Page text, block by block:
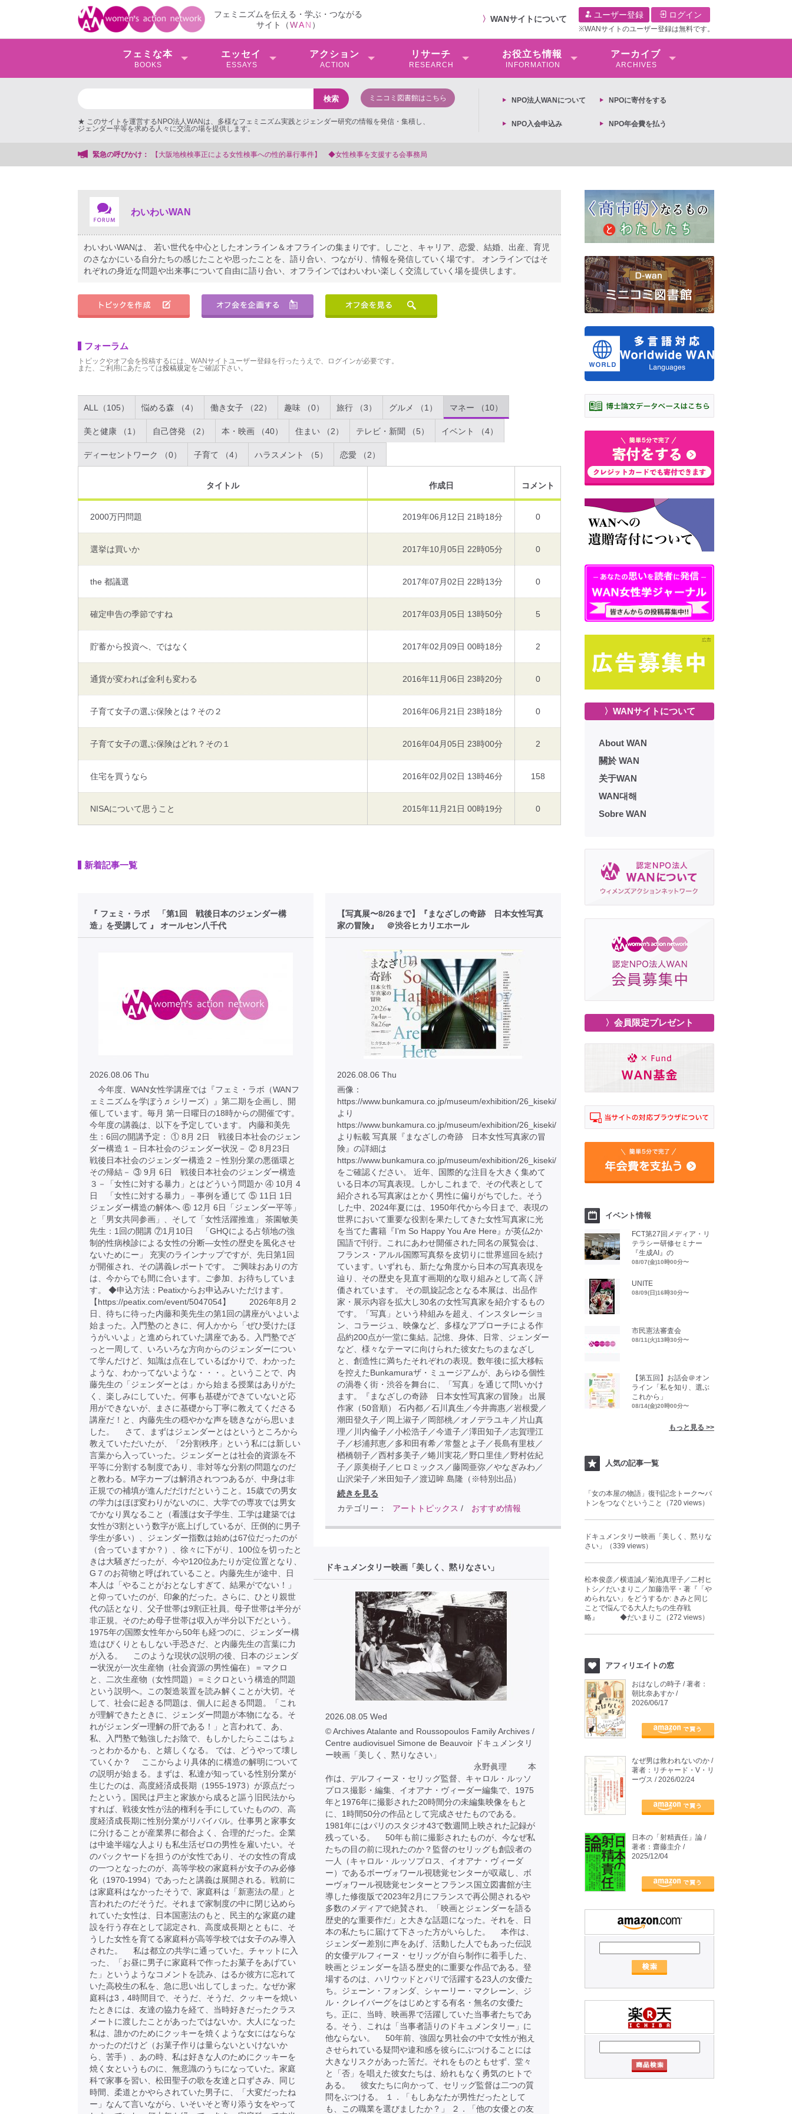
フェミニズムを伝える・学ぶ・つながる
サイト（WAN ）
〉 WANサイトについて ユーザー登録 ログイン
※WANサイトのユーザー登録は無料です。
フェミな本
BOOKS
エッセイ
ESSAYS
アクション
ACTION
リサーチ
RESEARCH
お役⽴ち情報
INFORMATION
アーカイブ
ARCHIVES
ミニコミ図書館はこちら
★ このサイトを運営するNPO法人WANは、多様なフェミニズム実践とジェンダー研究の情報を発信・集積し、
ジェンダー平等を求める人々に交流の場を提供します。
NPO法⼈WANについて NPOに寄付をする
NPO入会申込み NPO年会費を払う
緊急の呼びかけ： 【抗議文】2026年3月13日第6次男女共同参画基本計画の閣議決定への抗議文 ◆女性差別撤廃条約実現アクション 亀永能布子
わいわいWAN
わいわいWANは、 若い世代を中心としたオンライン＆オフラインの集まりです。しごと、キャリア、恋愛、結婚、出産、育児
のさなかにいる自分たちの感じたことや思ったことを、語り合い、つながり、情報を発信していく場です。 オンラインではそ
れぞれの身近な問題や出来事について自由に語り合い、オフラインではわいわい楽しく交流していく場を提供します。
フォーラム
トピックやオフ会を投稿するには、WANサイトユーザー登録を行ったうえで、ログインが必要です。
また、ご利用にあたっては投稿規定をご確認下さい。
ALL（105） 悩める森 （4） 働き女子 （22） 趣味 （0） 旅行 （3） グルメ （1） マネー （10）
美と健康 （1） 自己啓発 （2） 本・映画 （40） 住まい （2） テレビ・新聞 （5） イベント （4）
ディーセントワーク （0） 子育て （4） ハラスメント （5） 恋愛 （2）
タイトル 作成日 コメント
2000万円問題 2019年06月12日 21時18分 0
選挙は買いか 2017年10月05日 22時05分 0
the 都議選 2017年07月02日 22時13分 0
確定申告の季節ですね 2017年03月05日 13時50分 5
貯蓄から投資へ、ではなく 2017年02月09日 00時18分 2
通貨が変われば金利も変わる 2016年11月06日 23時20分 0
子育て女子の選ぶ保険とは？その２ 2016年06月21日 23時18分 0
子育て女子の選ぶ保険はどれ？その１ 2016年04月05日 23時00分 2
住宅を買うなら 2016年02月02日 13時46分 158
NISAについて思うこと 2015年11月21日 00時19分 0
新着記事一覧
『 フェミ・ラボ 「第1回 戦後日本のジェンダー構
造」を受講して 』 オールセン八千代
2026.08.06 Thu
今年度、WAN女性学講座では『フェミ・ラボ（WANフ
ェミニズムを学ぼう♬シリーズ）』第二期を企画し、開
催しています。毎月 第一日曜日の18時からの開催です。
今年度の講義は、以下を予定しています。 内藤和美先
生：6回の開講予定： ① 8月 2日 戦後日本社会のジェン
ダー構造１－日本社会のジェンダー状況－ ② 8月23日
戦後日本社会のジェンダー構造２－性別分業の悪循環と
その帰結－ ③ 9月 6日 戦後日本社会のジェンダー構造
３－「女性に対する暴力」とはどういう問題か ④ 10月 4
日 「女性に対する暴力」－事例を通じて ⑤ 11日 1日
ジェンダー構造の解体へ ⑥ 12月 6日「ジェンダー平等」
と「男女共同参画」、そして「女性活躍推進」 茶園敏美
先生：1回の開講 ⑦1月10日 「GHQによる占領地の強
制的性病検診による女性の分断―女性の歴史を風化させ
ないためにー」 充実のラインナップですが、先日第1回
が開催され、その講義レポートです。 ご興味おありの方
は、今からでも間に合います。ご参加、お待ちしていま
す。 ◆申込方法：Peatixからお申込みいただけます。
【https://peatix.com/event/5047054】 2026年8月２
日、待ちに待った内藤和美先生の第1回の講座がいよいよ
始まった。入門塾のときに、何人かから「ぜひ受けたほ
うがいいよ」と進められていた講座である。入門塾でざ
っと一周して、いろいろな方向からのジェンダーについ
て学んだけど、知識は点在しているばかりで、わかった
ような、わかってないような・・・。ということで、内
藤先生の「ジェンダーとは」から始まる授業はありがた
く、楽しみにしていた。何事も基礎ができていないと応
用ができないが、まさに基礎から丁寧に教えてくださる
講座だ！と、内藤先生の穏やかな声を聴きながら思いま
した。 さて、まずはジェンダーとはというところから
教えていただいたが、「2分割秩序」という私には新しい
言葉から入っていった。ジェンダーとは社会的資源を不
平等に分割する制度であり、非対等な分割の問題なのだ
と教わる。M字カーブは解消されつつあるが、中身は非
正規での補填が進んだだけだということ。15歳での男女
の学力はほぼ変わりがないのに、大学での専攻では男女
でかなり異なること（看護は女子学生、工学は建築では
女性が3割という数字が底上げしているが、圧倒的に男子
学生が多い）、ジェンダー指数は始めは67位だったのが
（合っていますか？）、徐々に下がり、100位を切ったと
きは大騒ぎだったが、今や120位あたりが定位置となり、
G７のお荷物と呼ばれていること。内藤先生が途中、日
本人は「やることがおとなしすぎて、結果がでない！」
と仰っていたのが、印象的だった。さらに、ひとり親世
代の話となり、父子世帯は9割正社員。母子世帯は半分が
非正規。そのため母子世帯は収入が半分以下だという。
1975年の国際女性年から50年も経つのに、ジェンダー構
造はぴくりともしない手恐さだ、と内藤先生の言葉に力
が入る。 このような現状の説明の後、日本のジェンダ
ー状況が一次生産物（社会資源の男性偏在）＝マクロ
と、二次生産物（女性問題）＝ミクロという構造的問題
という説明へ。この製造装置を読み解くことが大切。そ
して、社会に起きる問題は、個人に起きる問題。「これ
が理解できたときに、ジェンダー問題が本物になる。そ
れがジェンダー理解の肝である！」と言われて、あ、
私、入門塾で勉強したお陰で、もしかしたらここはちょ
っとわかるかも、と嬉しくなる。 では、どうやって壊し
ていくか？ ここからより具体的に構造の解明について
の説明が始まる。まずは、私達が知っている性別分業が
生じたのは、高度経済成長期（1955-1973）が原点だっ
たという。国民は戸主と家族から成ると謳う旧民法から
すれば、戦後女性が法的権利を手にしていたものの、高
度経済成長期に性別分業がリバイバル。仕事男と家事女
に分けることが産業界に都合よく、合理的だった。企業
は中途半端な人よりも私生活ゼロの男性を雇いたい。そ
のバックヤードを担うのが女性であり、その女性の育成
の一つとなったのが、高等学校の家庭科が女子のみ必修
化（1970-1994）であったと講義は展開される。戦前に
は家庭科はなかったそうで、家庭科は「新憲法の星」と
言われたのだそうだ。それまで家制度の中に閉じ込めら
れていた女性は、日本国憲法のもと、民主的な家庭の建
設を行う存在として認定され、高度成長期とともに、そ
うした女性を育てる家庭科が高等学校では女子のみ導入
された。 私は都立の共学に通っていた。チャットに入
った、「お昼に男子に家庭科で作ったお菓子をあげてい
た」というようなコメントを読み、はるか彼方に忘れて
いた高校生の私を、急に思い出してしまった。なぜか家
庭科は3，4時間目で、そうだ、そうだ、クッキーを焼い
たときには、友達の協力を経て、当時好きだったクラス
メートに渡したことがあったではないか。大人になった
私は、誰かのためにクッキーを焼くような女にはならな
かったのだけど（お菓子作りは量らないといけないか
ら、苦手）、あの時、私は好きな人のためにクッキーを
焼く女というものに、無意識のうちになっていた。家庭
科で家事を習い、松田聖子の歌を友達と口ずさみ、同じ
時間、柔道とかやらされていた男子に、「大変だったね
ー」なんて言いながら、いそいそと寄り添う女をやって
【写真展〜8/26まで】『まなざしの奇跡 日本女性写真
家の冒険』 ＠渋谷ヒカリエホール
2026.08.06 Thu
画像：
https://www.bunkamura.co.jp/museum/exhibition/26_kiseki/
より
https://www.bunkamura.co.jp/museum/exhibition/26_kiseki/
より転載 写真展『まなざしの奇跡 日本女性写真家の冒
険』の詳細は
https://www.bunkamura.co.jp/museum/exhibition/26_kiseki/
をご確認ください。 近年、国際的な注目を大きく集めて
いる日本の写真表現。しかしこれまで、その代表として
紹介される写真家はとかく男性に偏りがちでした。そう
した中、2024年夏には、1950年代から今日まで、表現の
世界において重要な役割を果たしてきた女性写真家に光
を当てた書籍『I’m So Happy You Are Here』が英仏2か
国語で刊行。これにあわせ開催された同名の展覧会は、
フランス・アルル国際写真祭を皮切りに世界巡回を続け
ています。いずれも、新たな角度から日本の写真表現を
辿り、その歴史を見直す画期的な取り組みとして高く評
価されています。 その凱旋記念となる本展は、出品作
家・展示内容を拡大し30名の女性写真家を紹介するもの
です。「写真」という枠組みを超え、インスタレーショ
ン、コラージュ、映像など、多様なアプローチによる作
品約200点が一堂に集結。記憶、身体、日常、ジェンダー
など、様々なテーマに向けられた彼女たちのまなざし
と、創造性に満ちたそれぞれの表現。数年後に拡大移転
を控えたBunkamuraザ・ミュージアムが、あらゆる個性
の渦巻く街・渋谷を舞台に、「写真」を通じて問いかけ
ます。『まなざしの奇跡 日本女性写真家の冒険』 出展
作家（50音順） 石内都／石川真生／今井壽惠／岩根愛／
潮田登久子／岡上淑子／岡部桃／オノデラユキ／片山真
理／川内倫子／小松浩子／今道子／澤田知子／志賀理江
子／杉浦邦恵／多和田有希／常盤とよ子／長島有里枝／
楢橋朝子／西村多美子／蜷川実花／野口里佳／野村佐紀
子／原美樹子／ヒロミックス／藤岡亜弥／やなぎみわ／
山沢栄子／米田知子／渡辺眸 島隆（※特別出品）
続きを見る
カテゴリー：
アートトピックス / おすすめ情報
ドキュメンタリー映画「美しく、黙りなさい」
2026.08.05 Wed
© Archives Atalante and Roussopoulos Family Archives /
Centre audiovisuel Simone de Beauvoir ドキュメンタリ
ー映画「美しく、黙りなさい」
永野眞理 本
作は、デルフィーヌ・セリッグ監督、キャロル・ルッソ
プロス撮影・編集、イオアナ・ヴィーダー編集で、1975
年と1976年に撮影された20時間分の未編集映像をもと
に、1時間50分の作品として完成させたものである。
1981年にはパリのスタジオ43で数週間上映された記録が
残っている。 50年も前に撮影されたものが、今なぜ私
たちの目の前に現れたのか？監督のセリッグも創設者の
一人（キャロル・ルッソプロス、イオアナ・ヴィーダ
ー）であるボーヴォワール視聴覚センターが収蔵し、ボ
ーヴォワール視聴覚センターとフランス国立図書館が主
導した修復版で2023年2月にフランスで再公開されるや
多数のメディアで絶賛され、「映画とジェンダーを語る
歴史的な重要作だ」と大きな話題になった。それを、日
本の私たちに届けて下さった方がいらした。 本作は、
ジェンダー差別に声をあげ、活動した人でもあった伝説
的女優デルフィーヌ・セリッグが自ら制作に着手した、
映画とジェンダーを語る歴史的に重要な作品である。登
場するのは、ハリウッドとパリで活躍する23人の女優た
ち。ジェーン・フォンダ、シャーリー・マクレーン、ジ
ル・クレイバーグをはじめとする有名・無名の女優た
ち。正に、当時、映画界で活躍していた当事者たちであ
る。そう、これは「当事者語りのドキュメンタリー」に
他ならない。 50年前、強固な男社会の中で女性が抱え
させられている疑問や違和感を彼らにぶつけることには
大きなリスクがあった筈だ。それをものともせず、堂々
と「否」を唱えた彼女たちは、紛れもなく勇気のヒトで
ある。 彼女たちに向かって、セリッグ監督は二つの質
問をぶつける。 １．「もしあなたが男性だったとして
も、この職業を選びましたか？」 ２．「他の女優との友
〉WANサイトについて
About WAN
關於 WAN
关于WAN
WAN대해
Sobre WAN
〉会員限定プレゼント
イベント情報
FCT第27回メディア・リ
テラシー研修セミナー
『生成AI』の
08/07(金)10時00分〜
UNITE
08/09(日)16時30分〜
市民憲法審査会
08/11(火)13時30分〜
【第五回】お話会＠オン
ライン「私を知り、選ぶ
これから」
08/14(金)20時00分〜
もっと見る >>
人気の記事一覧
「女の本屋の物語」復刊記念トーク〜バ
トンをつなぐということ（720 views）
ドキュメンタリー映画「美しく、黙りな
さい」（339 views）
松本俊彦／横道誠／菊池真理子／二村ヒ
トシ／だいまりこ／加藤浩平・著『「や
められない」をどうするか: きみと同じ
ことで悩んでる大人たちの生存戦
略』 ◆だいまりこ（272 views）
アフィリエイトの窓
おはなしの時子 / 著者：
朝比奈あすか /
2026/06/17
なぜ男は救われないのか /
著者：リチャード・V・リ
ーヴス / 2026/02/24
日本の「射精責任」論 /
著者：齋藤圭介 /
2025/12/04